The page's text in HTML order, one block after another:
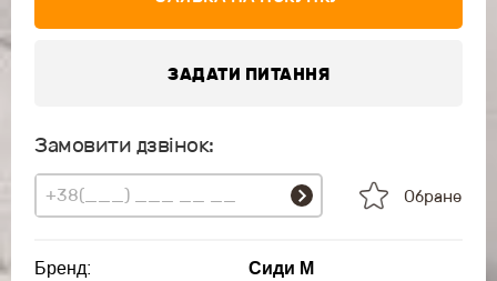
ЗАДАТИ ПИТАННЯ
Замовити дзвінок:
Обране
Бренд:
Сиди М